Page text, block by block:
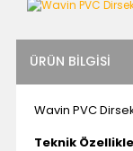
ÜRÜN BILGISI
Wavin PVC
Teknik